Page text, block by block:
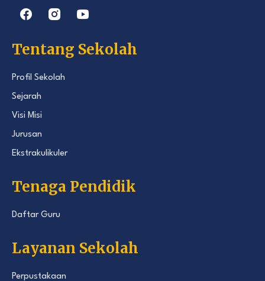
Tentang Sekolah
Profil Sekolah
Sejarah
Visi Misi
Jurusan
Ekstrakulikuler
Tenaga Pendidik
Daftar Guru
Layanan Sekolah
Perpustakaan